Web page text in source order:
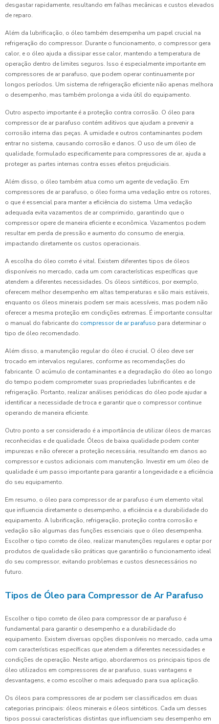
desgastar rapidamente, resultando em falhas mecânicas e custos elevados
de reparo.
Além da lubrificação, o óleo também desempenha um papel crucial na
refrigeração do compressor. Durante o funcionamento, o compressor gera
calor, e o óleo ajuda a dissipar esse calor, mantendo a temperatura de
operação dentro de limites seguros. Isso é especialmente importante em
compressores de ar parafuso, que podem operar continuamente por
longos períodos. Um sistema de refrigeração eficiente não apenas melhora
o desempenho, mas também prolonga a vida útil do equipamento.
Outro aspecto importante é a proteção contra corrosão. O óleo para
compressor de ar parafuso contém aditivos que ajudam a prevenir a
corrosão interna das peças. A umidade e outros contaminantes podem
entrar no sistema, causando corrosão e danos. O uso de um óleo de
qualidade, formulado especificamente para compressores de ar, ajuda a
proteger as partes internas contra esses efeitos prejudiciais.
Além disso, o óleo também atua como um agente de vedação. Em
compressores de ar parafuso, o óleo forma uma vedação entre os rotores,
o que é essencial para manter a eficiência do sistema. Uma vedação
adequada evita vazamentos de ar comprimido, garantindo que o
compressor opere de maneira eficiente e econômica. Vazamentos podem
resultar em perda de pressão e aumento do consumo de energia,
impactando diretamente os custos operacionais.
A escolha do óleo correto é vital. Existem diferentes tipos de óleos
disponíveis no mercado, cada um com características específicas que
atendem a diferentes necessidades. Os óleos sintéticos, por exemplo,
oferecem melhor desempenho em altas temperaturas e são mais estáveis,
enquanto os óleos minerais podem ser mais acessíveis, mas podem não
oferecer a mesma proteção em condições extremas. É importante consultar
o manual do fabricante do compressor de ar parafuso para determinar o
tipo de óleo recomendado.
Além disso, a manutenção regular do óleo é crucial. O óleo deve ser
trocado em intervalos regulares, conforme as recomendações do
fabricante. O acúmulo de contaminantes e a degradação do óleo ao longo
do tempo podem comprometer suas propriedades lubrificantes e de
refrigeração. Portanto, realizar análises periódicas do óleo pode ajudar a
identificar a necessidade de troca e garantir que o compressor continue
operando de maneira eficiente.
Outro ponto a ser considerado é a importância de utilizar óleos de marcas
reconhecidas e de qualidade. Óleos de baixa qualidade podem conter
impurezas e não oferecer a proteção necessária, resultando em danos ao
compressor e custos adicionais com manutenção. Investir em um óleo de
qualidade é um passo importante para garantir a longevidade e a eficiência
do seu equipamento.
Em resumo, o óleo para compressor de ar parafuso é um elemento vital
que influencia diretamente o desempenho, a eficiência e a durabilidade do
equipamento. A lubrificação, refrigeração, proteção contra corrosão e
vedação são algumas das funções essenciais que o óleo desempenha.
Escolher o tipo correto de óleo, realizar manutenções regulares e optar por
produtos de qualidade são práticas que garantirão o funcionamento ideal
do seu compressor, evitando problemas e custos desnecessários no
futuro.
Tipos de Óleo para Compressor de Ar Parafuso
Escolher o tipo correto de óleo para compressor de ar parafuso é
fundamental para garantir o desempenho e a durabilidade do
equipamento. Existem diversas opções disponíveis no mercado, cada uma
com características específicas que atendem a diferentes necessidades e
condições de operação. Neste artigo, abordaremos os principais tipos de
óleo utilizados em compressores de ar parafuso, suas vantagens e
desvantagens, e como escolher o mais adequado para sua aplicação.
Os óleos para compressores de ar podem ser classificados em duas
categorias principais: óleos minerais e óleos sintéticos. Cada um desses
tipos possui características distintas que influenciam seu desempenho em